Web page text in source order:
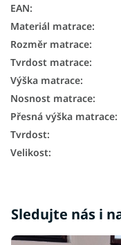
EAN:
Materiál matrace:
Rozměr matrace:
Tvrdost matrace:
Výška matrace:
Nosnost matrace:
Přesná výška matrace:
Tvrdost:
Velikost:
Sledujte nás i